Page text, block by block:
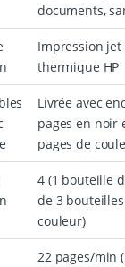
documents,
Impression jet
thermique HP
Livrée avec
pages en noir
pages de
4 (1 bouteille
de 3 bouteilles
couleur)
22 pages/min